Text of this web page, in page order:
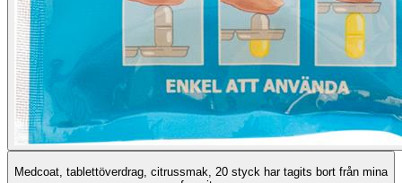
Medcoat, tablettöverdrag, citrussmak, 20 styck har tagits bort från mina